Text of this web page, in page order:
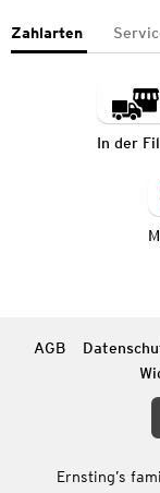
Zahlarten
In der
AGB
Ernsting’s